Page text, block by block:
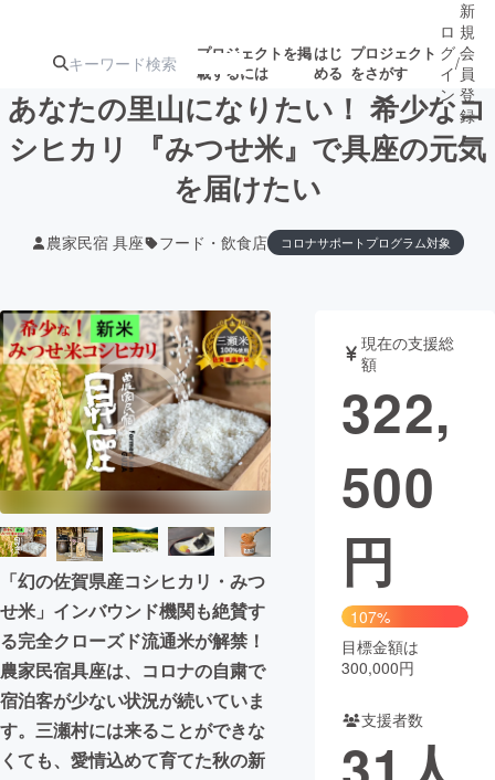
プロジェクトを掲
載するには
はじ
める
プロジェクト
をさがす
注目の新着プロ
ジェクト
募集終了が近いプ
テクノロジー・ガジェット ゲーム・サ
映像・映画 書籍・雑誌
ビジネス・起業 チャレンジ
まちづくり・地域活性化
CAMPFIRE for Social Good
CAMPFIRE Creation
CAMPFIREふるさと納税 machi-ya コミュニティ
ロ
グ
イ
ン
/
新
規
会
員
登
録
あなたの里山になりたい！ 希少なコ
シヒカリ 『みつせ米』で具座の元気
を届けたい
農家民宿 具座 フード・飲食店 コロナサポートプログラム対象
「幻の佐賀県産コシヒカリ・みつ
せ米」インバウンド機関も絶賛す
る完全クローズド流通米が解禁！
農家民宿具座は、コロナの自粛で
宿泊客が少ない状況が続いていま
す。三瀬村には来ることができな
くても、愛情込めて育てた秋の新
現在の支援総
額
322,
500
円
107%
目標金額は
300,000円
支援者数